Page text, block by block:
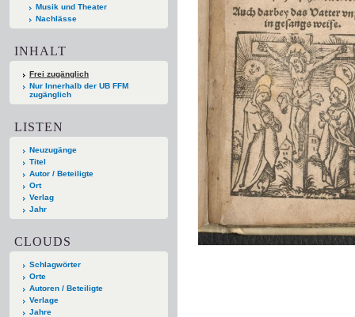
Musik und Theater
Nachlässe
INHALT
Frei zugänglich
Nur Innerhalb der UB FFM
zugänglich
LISTEN
Neuzugänge
Titel
Autor / Beteiligte
Ort
Verlag
Jahr
CLOUDS
Schlagwörter
Orte
Autoren / Beteiligte
Verlage
Jahre